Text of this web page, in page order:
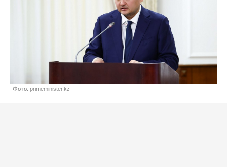
Фото: primeminister.kz